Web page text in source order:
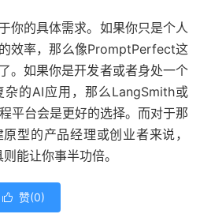
你的具体需求。如果你只是个人
效率，那么像PromptPerfect这
。如果你是开发者或者身处一个
杂的AI应用，那么LangSmith或
平台会是更好的选择。而对于那
型的产品经理或创业者来说，
能让你事半功倍。
 赞(0)